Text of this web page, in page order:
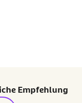
Empfehlung